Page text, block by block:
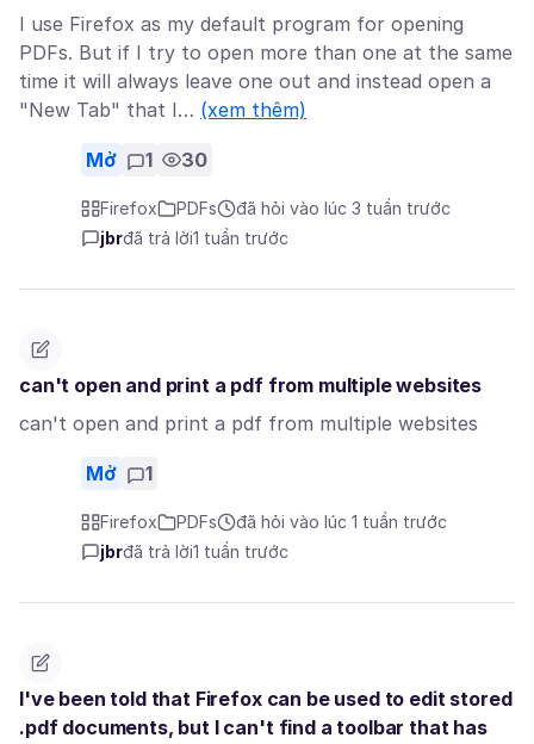
I use Firefox as my default program for opening
PDFs. But if I try to open more than one at the same
time it will always leave one out and instead open a
"New Tab" that I… (xem thêm)
Mở 1 30
Firefox PDFs
đã hỏi vào lúc 3 tuần trước
jbrđã trả lời1 tuần trước
can't open and print a pdf from multiple websites
can't open and print a pdf from multiple websites
Mở 1
Firefox PDFs
đã hỏi vào lúc 1 tuần trước
jbrđã trả lời1 tuần trước
I've been told that Firefox can be used to edit stored
.pdf documents, but I can't find a toolbar that has